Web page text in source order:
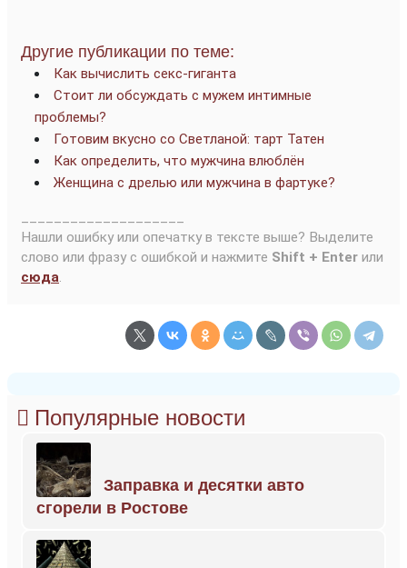
Другие публикации по теме:
Как вычислить секс-гиганта
Стоит ли обсуждать с мужем интимные
проблемы?
Готовим вкусно со Светланой: тарт Татен
Как определить, что мужчина влюблён
Женщина с дрелью или мужчина в фартуке?
Нашли ошибку или опечатку в тексте выше? Выделите
слово или фразу с ошибкой и нажмите Shift + Enter или
сюда
Популярные новости
Заправка и десятки авто
сгорели в Ростове